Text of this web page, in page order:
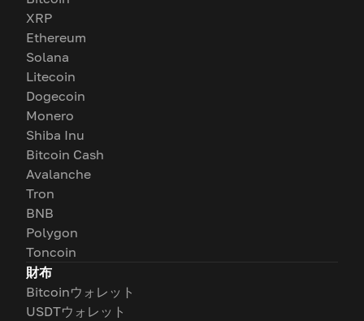
XRP
Ethereum
Solana
Litecoin
Dogecoin
Monero
Shiba Inu
Bitcoin Cash
Avalanche
Tron
BNB
Polygon
Toncoin
財布
Bitcoinウォレット
USDTウォレット